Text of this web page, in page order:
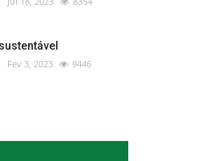
Fev 3, 2023 9446